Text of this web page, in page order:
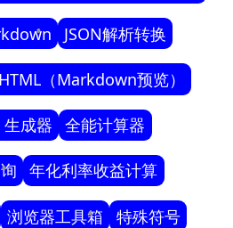
JSON解析转换
（Markdown预览）
生成器 全能计算器
年化利率收益计算
浏览器工具箱 特殊符号